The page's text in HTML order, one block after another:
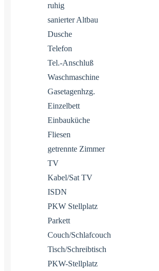
ruhig
sanierter Altbau
Dusche
Telefon
Tel.-Anschluß
Waschmaschine
Gasetagenhzg.
Einzelbett
Einbauküche
Fliesen
getrennte Zimmer
TV
Kabel/Sat TV
ISDN
PKW Stellplatz
Parkett
Couch/Schlafcouch
Tisch/Schreibtisch
PKW-Stellplatz